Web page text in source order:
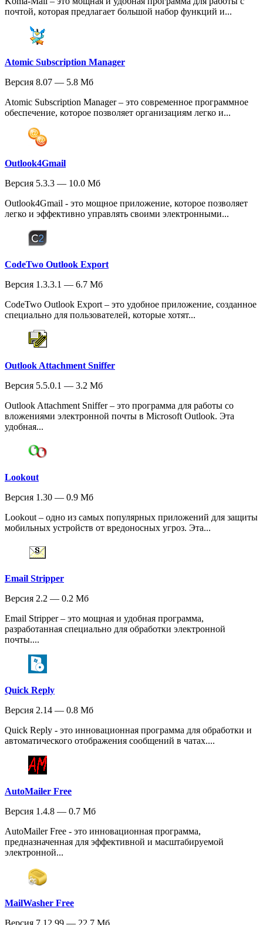
почтой, которая предлагает большой набор функций и...
Atomic Subscription Manager
Версия 8.07 — 5.8 Мб
Atomic Subscription Manager – это современное программное
обеспечение, которое позволяет организациям легко и...
Outlook4Gmail
Версия 5.3.3 — 10.0 Мб
Outlook4Gmail - это мощное приложение, которое позволяет
легко и эффективно управлять своими электронными...
CodeTwo Outlook Export
Версия 1.3.3.1 — 6.7 Мб
CodeTwo Outlook Export – это удобное приложение, созданное
специально для пользователей, которые хотят...
Outlook Attachment Sniffer
Версия 5.5.0.1 — 3.2 Мб
Outlook Attachment Sniffer – это программа для работы со
вложениями электронной почты в Microsoft Outlook. Эта
удобная...
Lookout
Версия 1.30 — 0.9 Мб
Lookout – одно из самых популярных приложений для защиты
мобильных устройств от вредоносных угроз. Эта...
Email Stripper
Версия 2.2 — 0.2 Мб
Email Stripper – это мощная и удобная программа,
разработанная специально для обработки электронной
почты....
Quick Reply
Версия 2.14 — 0.8 Мб
Quick Reply - это инновационная программа для обработки и
автоматического отображения сообщений в чатах....
AutoMailer Free
Версия 1.4.8 — 0.7 Мб
AutoMailer Free - это инновационная программа,
предназначенная для эффективной и масштабируемой
электронной...
MailWasher Free
Версия 7.12.99 — 22.7 Мб